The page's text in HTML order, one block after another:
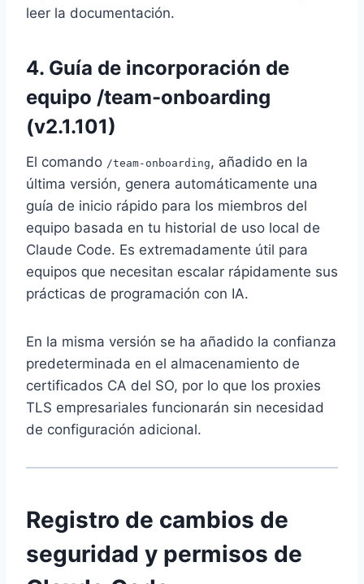
leer la documentación.
4. Guía de incorporación de
equipo /team-onboarding
(v2.1.101)
El comando /team-onboarding , añadido en la
última versión, genera automáticamente una
guía de inicio rápido para los miembros del
equipo basada en tu historial de uso local de
Claude Code. Es extremadamente útil para
equipos que necesitan escalar rápidamente sus
prácticas de programación con IA.
En la misma versión se ha añadido la confianza
predeterminada en el almacenamiento de
certificados CA del SO, por lo que los proxies
TLS empresariales funcionarán sin necesidad
de configuración adicional.
Registro de cambios de
seguridad y permisos de